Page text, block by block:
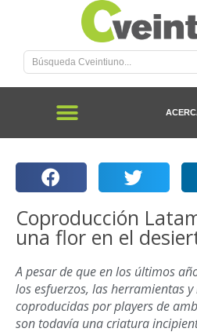
Coproducción
una flor en el
A pesar de que en los últimos
los esfuerzos, las herramientas
coproducidas por players de
son todavía una criatura